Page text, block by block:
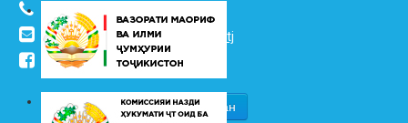
(+992 37) 2217352
info@vhk.tj
info@ombudsman.tj
/kudakon